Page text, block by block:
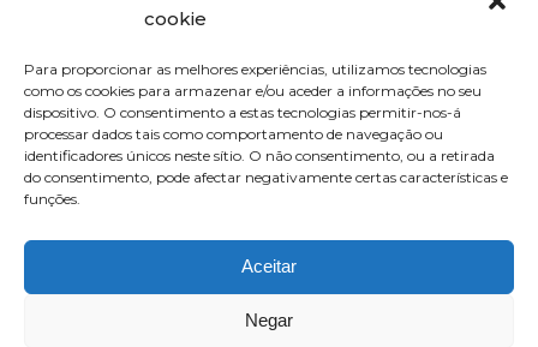
cookie
Para proporcionar as melhores experiências, utilizamos tecnologias
como os cookies para armazenar e/ou aceder a informações no seu
dispositivo. O consentimento a estas tecnologias permitir-nos-á
processar dados tais como comportamento de navegação ou
identificadores únicos neste sítio. O não consentimento, ou a retirada
do consentimento, pode afectar negativamente certas características e
funções.
Aceitar
Negar
a olhar na mesma direção, longe dos
ténis calçados. Não é uma entrevista.
É uma conversa. Útil e relevante para
quem anda connosco e também para
quem a ouve ou lê depois. É este o
humildemente ao vosso escrutínio.
O podcast estará disponível no
Apple Podcasts